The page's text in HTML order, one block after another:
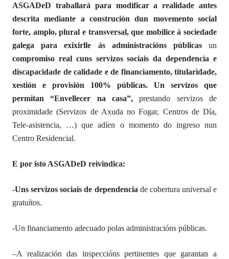
ASGADeD traballará para modificar a realidade antes
descritamediante a construción dun movemento social
forte, amplo, plural e transversal, que mobilice á sociedade
galegaparaexixirlle ás administracións públicasun
compromiso real cuns servizos sociais da dependencia e
discapacidade de calidade e de financiamento, titularidade,
xestión e provisión 100% públicas. Un servizos que
permitan
“Envellecer na casa”, prestando servizos de
proximidade (Servizos de Axuda no Fogar, Centros de Día,
Tele-asistencia, …) que adíen o momento do ingreso nun
Centro Residencial.
E por isto ASGADeD reivindica:
-Uns servizos sociais de dependencia de cobertura universal e
gratuítos.
-Un financiamento adecuado polas administracións públicas.
–A realización das inspeccións pertinentes que garantan a